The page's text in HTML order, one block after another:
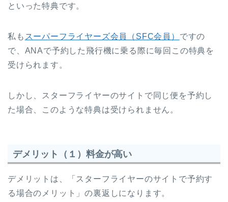
といった特典です。
私も スーパーフライヤーズ会員（SFC会員） ですの
で、ANAで予約した飛行機に乗る際に毎回この特典を
受けられます。
しかし、スターフライヤーのサイトで同じ便を予約し
た場合、このような特典は受けられません。
デメリット（１）料金が高い
デメリットは、「スターフライヤーのサイトで予約す
る場合のメリット」の裏返しになります。